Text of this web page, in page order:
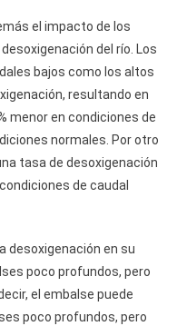
el impacto de los
del río. Los
bajos como los altos
resultando en
menor en condiciones de
normales. Por otro
tasa de desoxigenación
de caudal
desoxigenación en su
poco profundos, pero
el embalse puede
poco profundos, pero